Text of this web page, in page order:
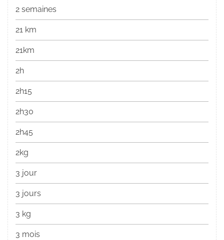
2 semaines
21 km
21km
2h
2h15
2h30
2h45
2kg
3 jour
3 jours
3 kg
3 mois